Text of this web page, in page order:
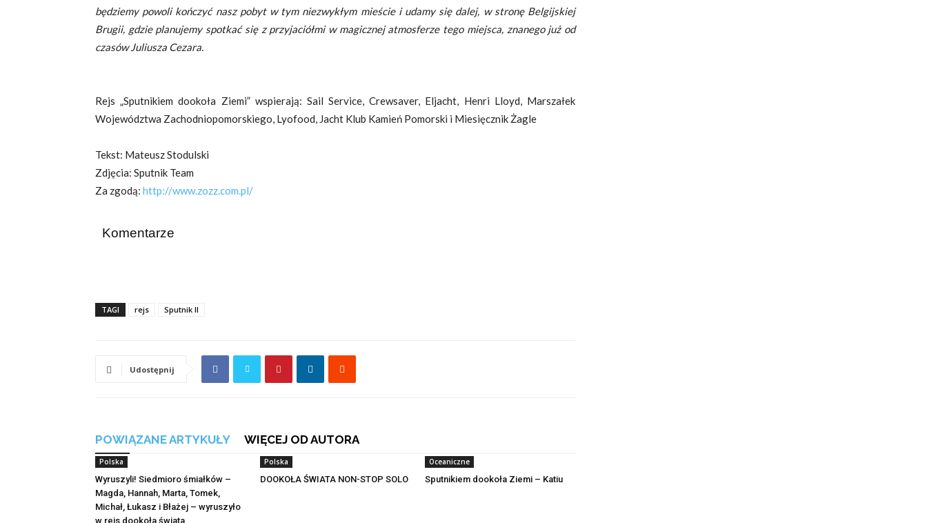
będziemy powoli kończyć nasz pobyt w tym niezwykłym mieście i udamy się dalej, w stronę Belgijskiej
Brugii, gdzie planujemy spotkać się z przyjaciółmi w magicznej atmosferze tego miejsca, znanego już od
czasów Juliusza Cezara.
Rejs „Sputnikiem dookoła Ziemi” wspierają: Sail Service, Crewsaver, Eljacht, Henri Lloyd, Marszałek
Województwa Zachodniopomorskiego, Lyofood, Jacht Klub Kamień Pomorski i Miesięcznik Żagle
Tekst: Mateusz Stodulski
Zdjęcia: Sputnik Team
Za zgodą: http://www.zozz.com.pl/
Komentarze
TAGI rejs Sputnik II
Udostępnij
POWIĄZANE ARTYKUŁY WIĘCEJ OD AUTORA
Polska
Wyruszyli! Siedmioro śmiałków –
Magda, Hannah, Marta, Tomek,
Michał, Łukasz i Błażej – wyruszyło
w rejs dookoła świata.
Polska
DOOKOŁA ŚWIATA NON-STOP SOLO
Oceaniczne
Sputnikiem dookoła Ziemi – Katiu